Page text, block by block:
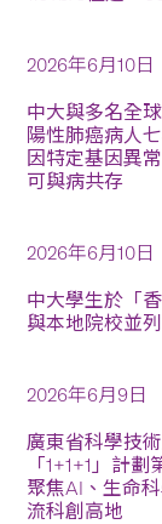
2026年6月10日
中大與多名全
陽性肺癌病人
因特定基因異
可與病共存
2026年6月10日
中大學生於「
與本地院校並
2026年6月9日
廣東省科學技
「1+1+1」計
聚焦AI、生命
流科創高地